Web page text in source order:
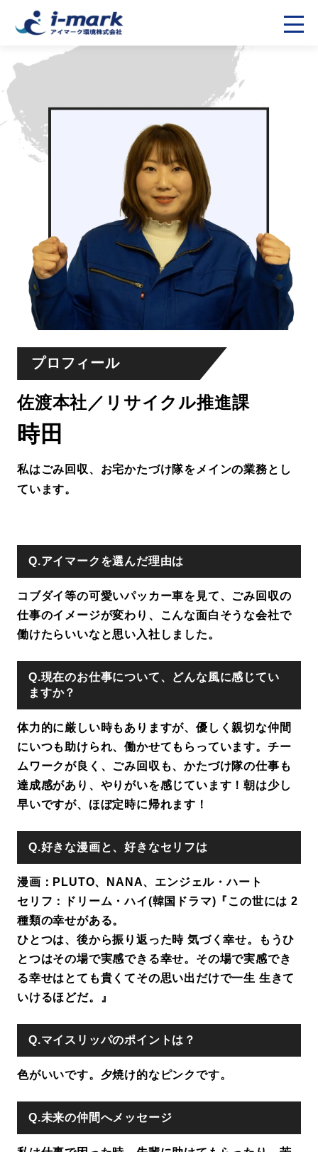
プロフィール
佐渡本社／リサイクル推進課
時田
私はごみ回収、お宅かたづけ隊をメインの業務とし
ています。
Q.アイマークを選んだ理由は
コブダイ等の可愛いパッカー車を見て、ごみ回収の
仕事のイメージが変わり、こんな面白そうな会社で
働けたらいいなと思い入社しました。
Q.現在のお仕事について、どんな風に感じてい
ますか？
体力的に厳しい時もありますが、優しく親切な仲間
にいつも助けられ、働かせてもらっています。チー
ムワークが良く、ごみ回収も、かたづけ隊の仕事も
達成感があり、やりがいを感じています！朝は少し
早いですが、ほぼ定時に帰れます！
Q.好きな漫画と、好きなセリフは
漫画：PLUTO、NANA、エンジェル・ハート
セリフ：ドリーム・ハイ(韓国ドラマ)『この世には 2
種類の幸せがある。
ひとつは、後から振り返った時 気づく幸せ。もうひ
とつはその場で実感できる幸せ。その場で実感でき
る幸せはとても貴くてその思い出だけで一生 生きて
いけるほどだ。』
Q.マイスリッパのポイントは？
色がいいです。夕焼け的なピンクです。
Q.未来の仲間へメッセージ